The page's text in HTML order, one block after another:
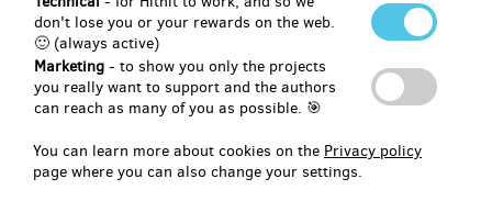
don't lose you or your rewards on the web.
🙂 (always active)
Marketing - to show you only the projects
you really want to support and the authors
can reach as many of you as possible. 🎯
You can learn more about cookies on the Privacy policy
page where you can also change your settings.
(CZK 200 )
sold 95